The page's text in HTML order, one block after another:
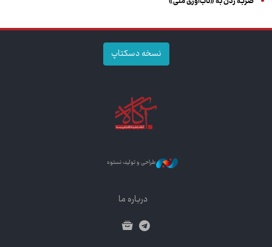
نسخه دسکتاپ
طراحی و تولید: نستوه
درباره ما